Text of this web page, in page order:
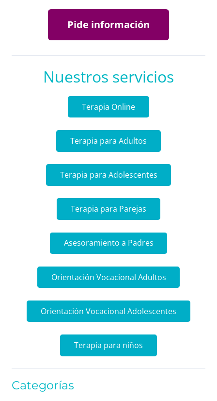
Pide información
Nuestros servicios
Terapia Online
Terapia para Adultos
Terapia para Adolescentes
Terapia para Parejas
Asesoramiento a Padres
Orientación Vocacional Adultos
Orientación Vocacional Adolescentes
Terapia para niños
Categorías